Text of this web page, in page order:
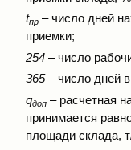
tпр – число дней
приемки;
254 – число
365– число дней в
qдоп – расчетная
принимается
площади склада,